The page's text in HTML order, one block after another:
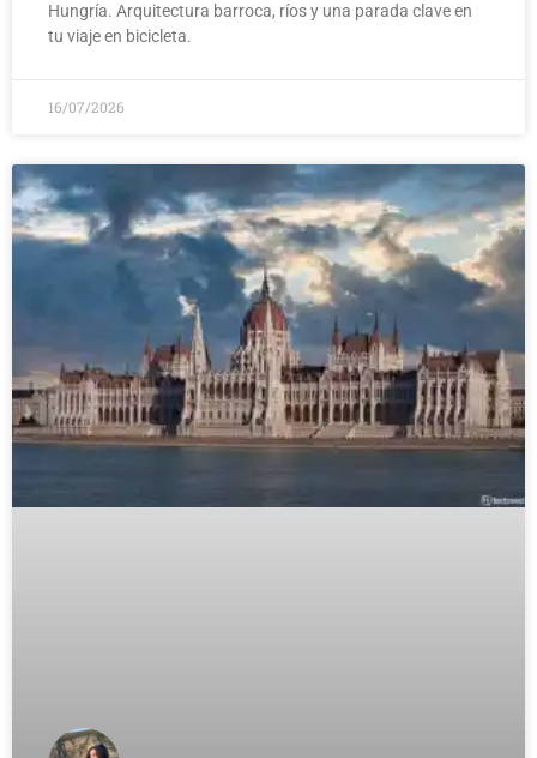
Hungría. Arquitectura barroca, ríos y una parada clave en
tu viaje en bicicleta.
16/07/2026